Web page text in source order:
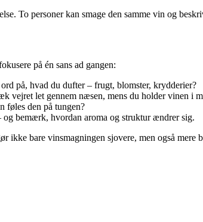
To personer kan smage den samme vin og
på én sans ad gangen:
på, hvad du dufter – frugt, blomster, krydderier?
vejret let gennem næsen, mens du holder vinen i
føles den på tungen?
og bemærk, hvordan aroma og struktur ændrer sig.
ikke bare vinsmagningen sjovere, men også mere